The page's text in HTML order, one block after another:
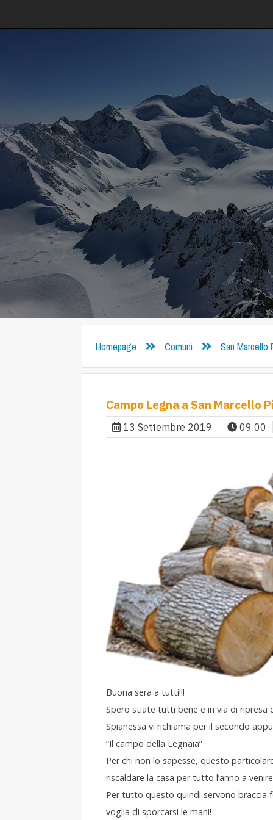
Homepage Comuni San Marcello
Campo Legna a San Marcello
13 Settembre 2019 09:00
Buona sera a tutti!!!
Spero stiate tutti bene e in via di ripresa
Spianessa vi richiama per il secondo
“Il campo della Legnaia”
Per chi non lo sapesse, questo
riscaldare la casa per tutto l’anno a
Per tutto questo quindi servono braccia
voglia di sporcarsi le mani!